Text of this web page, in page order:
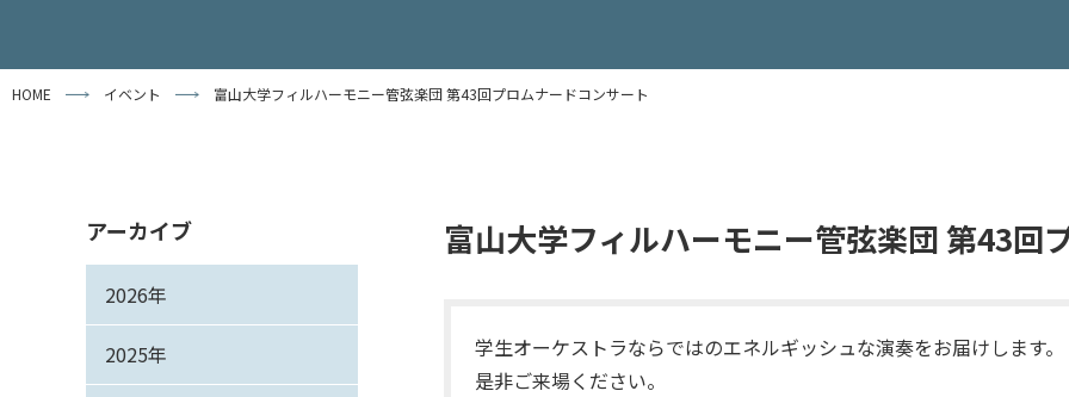
HOME イベント 富山大学フィルハーモニー管弦楽団 第43回プロムナードコンサート
アーカイブ
2026年
2025年
富山大学フィルハーモニー管弦楽団 第43回
学生オーケストラならではのエネルギッシュな演奏をお届けします。
是非ご来場ください。